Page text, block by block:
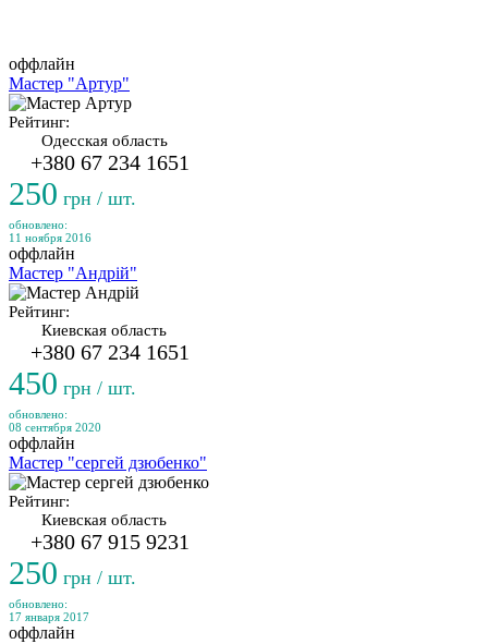
оффлайн
Мастер "Артур"
Рейтинг:
Одесская область
+380 67 234 1651
250 грн / шт.
обновлено:
11 ноября 2016
оффлайн
Мастер "Андрій"
Рейтинг:
Киевская область
+380 67 234 1651
450 грн / шт.
обновлено:
08 сентября 2020
оффлайн
Мастер "сергей дзюбенко"
Рейтинг:
Киевская область
+380 67 915 9231
250 грн / шт.
обновлено:
17 января 2017
оффлайн